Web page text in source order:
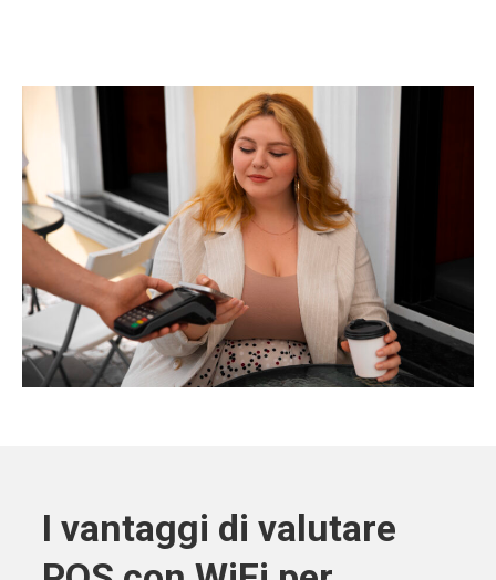
I vantaggi di valutare